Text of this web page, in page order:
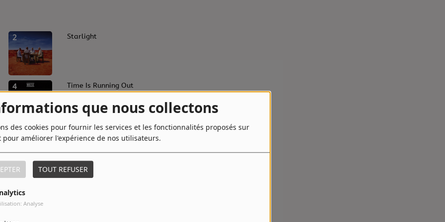
que nous collectons
des cookies pour fournir les services et les fonctionnalités proposés sur
pour améliorer l'expérience de nos utilisateurs.
TOUT REFUSER
Analyse
2 Starlight
4 Time Is Running Out
6 Knights of Cydonia